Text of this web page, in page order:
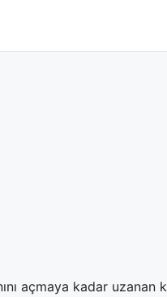
açmaya kadar uzanan